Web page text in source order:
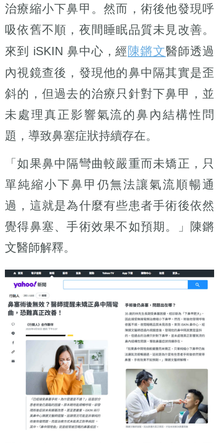
治療縮小下鼻甲。然而，術後他發現呼
吸依舊不順，夜間睡眠品質未見改善。
來到 iSKIN 鼻中心，經陳鏘文醫師透過
內視鏡查後，發現他的鼻中隔其實是歪
斜的，但過去的治療只針對下鼻甲，並
未處理真正影響氣流的鼻內結構性問
題，導致鼻塞症狀持續存在。
「如果鼻中隔彎曲較嚴重而未矯正，只
單純縮小下鼻甲仍無法讓氣流順暢通
過，這就是為什麼有些患者手術後依然
覺得鼻塞、手術效果不如預期。」陳鏘
文醫師解釋。